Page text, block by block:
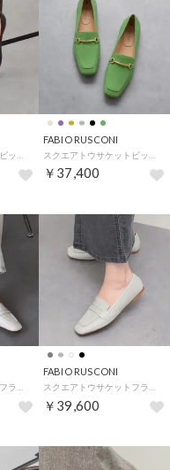
FABIO RUSCONI
￥37,400
FABIO RUSCONI
￥39,600